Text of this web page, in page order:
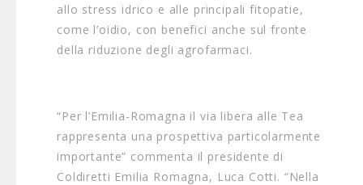
allo stress idrico e alle principali fitopatie,
come l’oidio, con benefici anche sul fronte
della riduzione degli agrofarmaci.
“Per l’Emilia-Romagna il via libera alle Tea
rappresenta una prospettiva particolarmente
importante” commenta il presidente di
Coldiretti Emilia Romagna, Luca Cotti. “Nella